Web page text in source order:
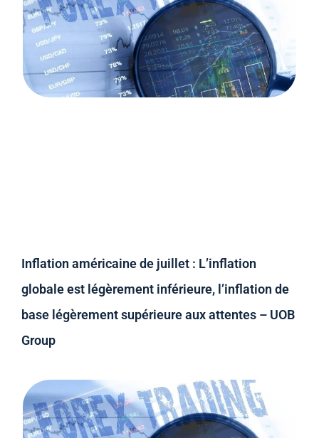
Inflation américaine de juillet : L’inflation
globale est légèrement inférieure, l’inflation de
base légèrement supérieure aux attentes – UOB
Group